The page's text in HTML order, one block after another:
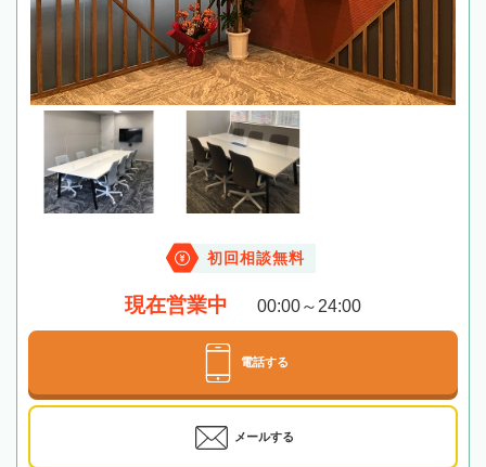
初回相談無料
現在営業中 00:00～24:00
電話する
メールする